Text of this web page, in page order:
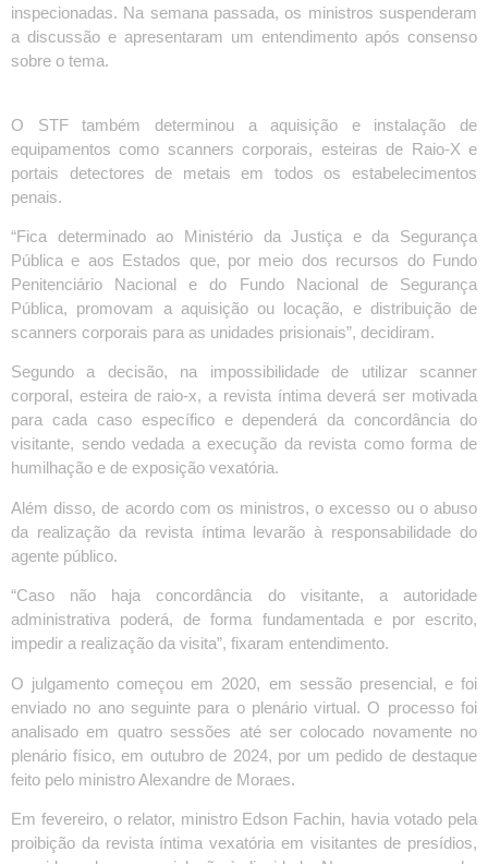
inspecionadas. Na semana passada, os ministros suspenderam
a discussão e apresentaram um entendimento após consenso
sobre o tema.
O STF também determinou a aquisição e instalação de
equipamentos como scanners corporais, esteiras de Raio-X e
portais detectores de metais em todos os estabelecimentos
penais.
“Fica determinado ao Ministério da Justiça e da Segurança
Pública e aos Estados que, por meio dos recursos do Fundo
Penitenciário Nacional e do Fundo Nacional de Segurança
Pública, promovam a aquisição ou locação, e distribuição de
scanners corporais para as unidades prisionais”, decidiram.
Segundo a decisão, na impossibilidade de utilizar scanner
corporal, esteira de raio-x, a revista íntima deverá ser motivada
para cada caso específico e dependerá da concordância do
visitante, sendo vedada a execução da revista como forma de
humilhação e de exposição vexatória.
Além disso, de acordo com os ministros, o excesso ou o abuso
da realização da revista íntima levarão à responsabilidade do
agente público.
“Caso não haja concordância do visitante, a autoridade
administrativa poderá, de forma fundamentada e por escrito,
impedir a realização da visita”, fixaram entendimento.
O julgamento começou em 2020, em sessão presencial, e foi
enviado no ano seguinte para o plenário virtual. O processo foi
analisado em quatro sessões até ser colocado novamente no
plenário físico, em outubro de 2024, por um pedido de destaque
feito pelo ministro Alexandre de Moraes.
Em fevereiro, o relator, ministro Edson Fachin, havia votado pela
proibição da revista íntima vexatória em visitantes de presídios,